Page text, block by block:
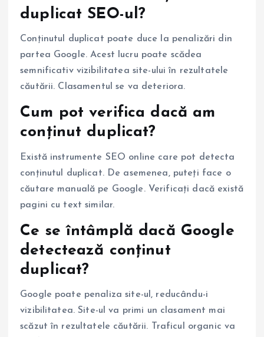
duplicat SEO-ul?
Conținutul duplicat poate duce la penalizări din
partea Google. Acest lucru poate scădea
semnificativ vizibilitatea site-ului în rezultatele
căutării. Clasamentul se va deteriora.
Cum pot verifica dacă am
conținut duplicat?
Există instrumente SEO online care pot detecta
conținutul duplicat. De asemenea, puteți face o
căutare manuală pe Google. Verificați dacă există
pagini cu text similar.
Ce se întâmplă dacă Google
detectează conținut
duplicat?
Google poate penaliza site-ul, reducându-i
vizibilitatea. Site-ul va primi un clasament mai
scăzut în rezultatele căutării. Traficul organic va